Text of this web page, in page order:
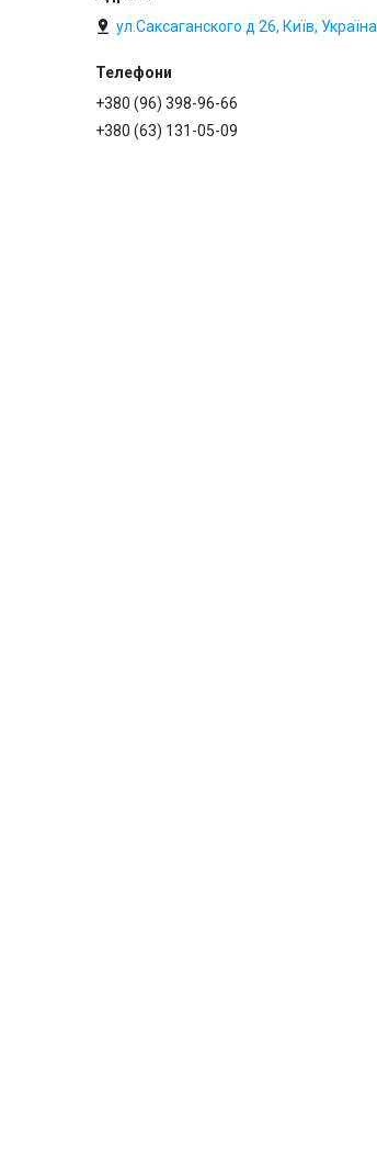
ул.Саксаганского д 26, Київ, Україна
+380 (96) 398-96-66
+380 (63) 131-05-09